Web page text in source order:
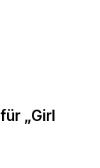
„Girl